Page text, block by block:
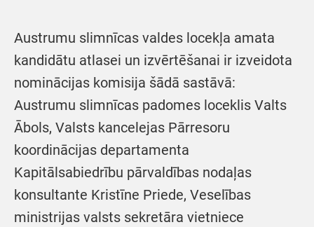
Austrumu slimnīcas valdes locekļa amata
kandidātu atlasei un izvērtēšanai ir izveidota
nominācijas komisija šādā sastāvā:
Austrumu slimnīcas padomes loceklis Valts
Ābols, Valsts kancelejas Pārresoru
koordinācijas departamenta
Kapitālsabiedrību pārvaldības nodaļas
konsultante Kristīne Priede, Veselības
ministrijas valsts sekretāra vietniece